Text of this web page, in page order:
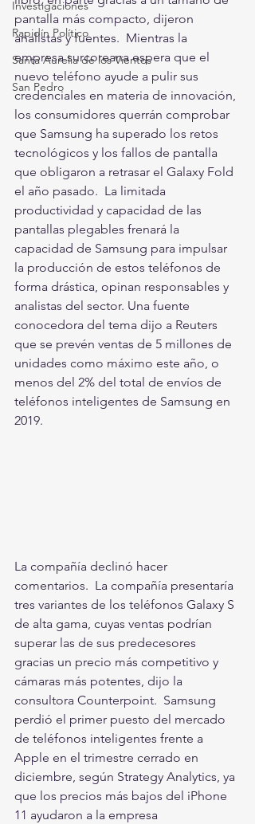
Investigaciones
Rapidín Político
Santa Aurelia de los Vientos
San Pedro
pantalla más compacto, dijeron
analistas y fuentes.  Mientras la
empresa surcoreana espera que el
nuevo teléfono ayude a pulir sus
credenciales en materia de innovación,
los consumidores querrán comprobar
que Samsung ha superado los retos
tecnológicos y los fallos de pantalla
que obligaron a retrasar el Galaxy Fold
el año pasado.  La limitada
productividad y capacidad de las
pantallas plegables frenará la
capacidad de Samsung para impulsar
la producción de estos teléfonos de
forma drástica, opinan responsables y
analistas del sector. Una fuente
conocedora del tema dijo a Reuters
que se prevén ventas de 5 millones de
unidades como máximo este año, o
menos del 2% del total de envíos de
teléfonos inteligentes de Samsung en
2019.
La compañía declinó hacer
comentarios.  La compañía presentaría
tres variantes de los teléfonos Galaxy S
de alta gama, cuyas ventas podrían
superar las de sus predecesores
gracias un precio más competitivo y
cámaras más potentes, dijo la
consultora Counterpoint.  Samsung
perdió el primer puesto del mercado
de teléfonos inteligentes frente a
Apple en el trimestre cerrado en
diciembre, según Strategy Analytics, ya
que los precios más bajos del iPhone
11 ayudaron a la empresa